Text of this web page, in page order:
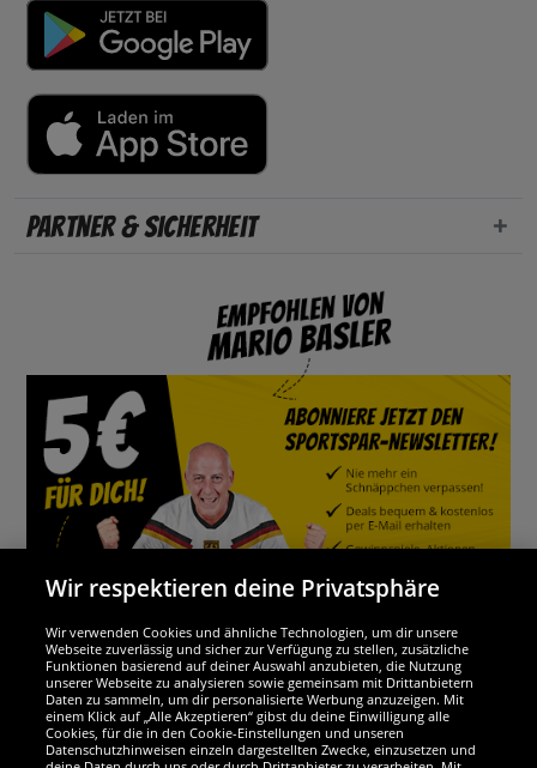
Partner & Sicherheit
Wir sind ausgezeichnet
Wir respektieren deine Privatsphäre
Wir verwenden Cookies und ähnliche Technologien, um dir unsere
Webseite zuverlässig und sicher zur Verfügung zu stellen, zusätzliche
Funktionen basierend auf deiner Auswahl anzubieten, die Nutzung
unserer Webseite zu analysieren sowie gemeinsam mit Drittanbietern
Daten zu sammeln, um dir personalisierte Werbung anzuzeigen. Mit
einem Klick auf „Alle Akzeptieren“ gibst du deine Einwilligung alle
Cookies, für die in den Cookie-Einstellungen und unseren
Datenschutzhinweisen einzeln dargestellten Zwecke, einzusetzen und